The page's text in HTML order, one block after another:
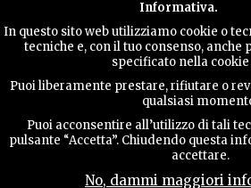
Informativa.
In questo sito web utilizziamo cookie o
tecniche e, con il tuo consenso,
specificato nella
Puoi liberamente prestare, rifiutare o
qualsiasi
Puoi acconsentire all’utilizzo di tali
pulsante “Accetta”. Chiudendo questa
accettare.
No, dammi maggiori
CONTATTI
Centri Storici / Natura / Parchi /
Cicloturismo & MTB / Trekking
SAN MARTINO AL
PERCORSO DI